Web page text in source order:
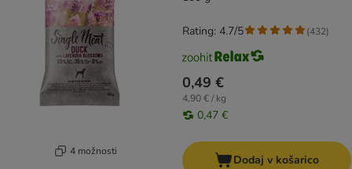
4 možnosti
0,49 €
4,90 € / kg
0,47 €
Rating: 4.7/5 (432)
Dodaj v košarico